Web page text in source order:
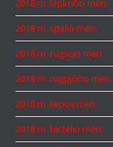
2018 m. lapkričio mėn.
2018 m. spalio mėn.
2018 m. rugsėjo mėn.
2018 m. rugpjūčio mėn.
2018 m. liepos mėn.
2018 m. birželio mėn.